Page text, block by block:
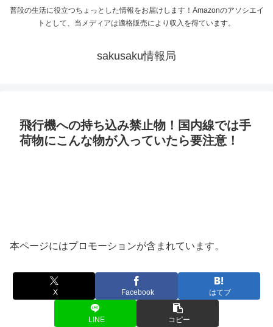
普段の生活に役立つちょっとした情報をお届けします！Amazonのアソシエイ
トとして、当メディアは適格販売により収入を得ています。
sakusaku情報局
飛行機への持ち込み禁止物！国内線では手
荷物にこんな物が入っていたら要注意！
本ページにはプロモーションが含まれています。
X Facebook はてブ
LINE コピー